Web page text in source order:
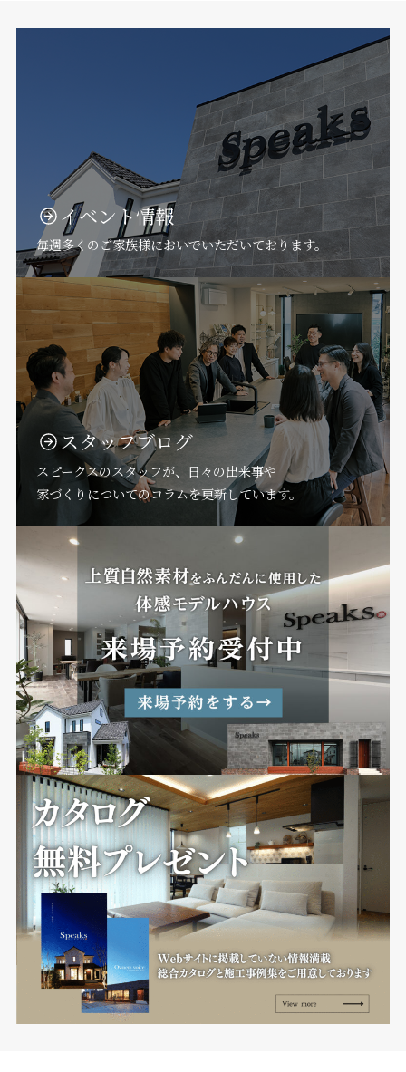
イベント情報
毎週多くのご家族様においでいただいております。
スタッフブログ
スピークスのスタッフが、日々の出来事や
家づくりについてのコラムを更新しています。